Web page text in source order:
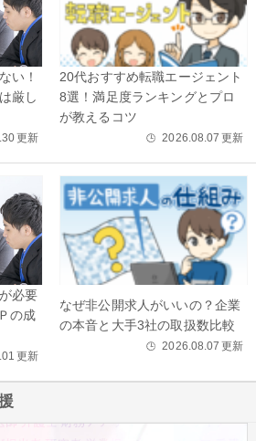
い！
厳し
更新
20代おすすめ転職エージェント
8選！満足度ランキングとプロ
が教えるコツ
🕒 2026.08.07 更新
必要
の成
更新
なぜ非公開求人がいいの？企業
の本音と大手3社の取扱数比較
🕒 2026.08.07 更新